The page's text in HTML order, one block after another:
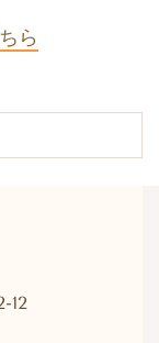
ら
12